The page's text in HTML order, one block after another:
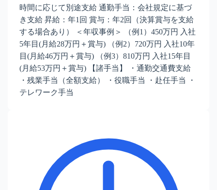
時間に応じて別途支給 通勤手当：会社規定に基づ
き支給 昇給：年1回 賞与：年2回（決算賞与を支給
する場合あり） ＜年収事例＞ （例1）450万円 入社
5年目(月給28万円＋賞与) （例2）720万円 入社10年
目(月給46万円＋賞与) （例3）810万円 入社15年目
(月給53万円＋賞与) 【諸手当】 ・通勤交通費支給
・残業手当（全額支給） ・役職手当 ・赴任手当 ・
テレワーク手当